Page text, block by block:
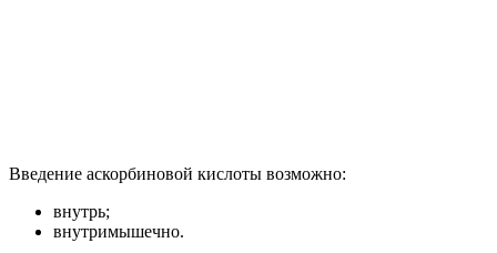
Введение аскорбиновой кислоты возможно:
внутрь;
внутримышечно.